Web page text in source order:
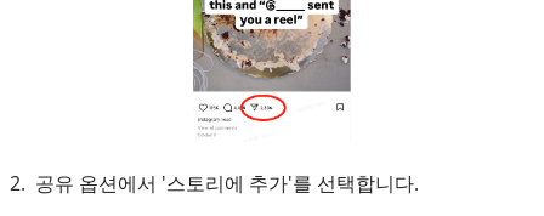
2. 공유 옵션에서 '스토리에 추가'를 선택합니다.